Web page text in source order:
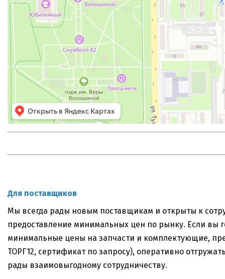
Для поставщиков
Мы всегда рады новым поставщикам и открыты к
предоставление минимальных цен по рынку. Если вы
минимальные цены на запчасти и комплектующие,
ТОРГ12, сертификат по запросу), оперативно
рады взаимовыгодному сотрудничеству.